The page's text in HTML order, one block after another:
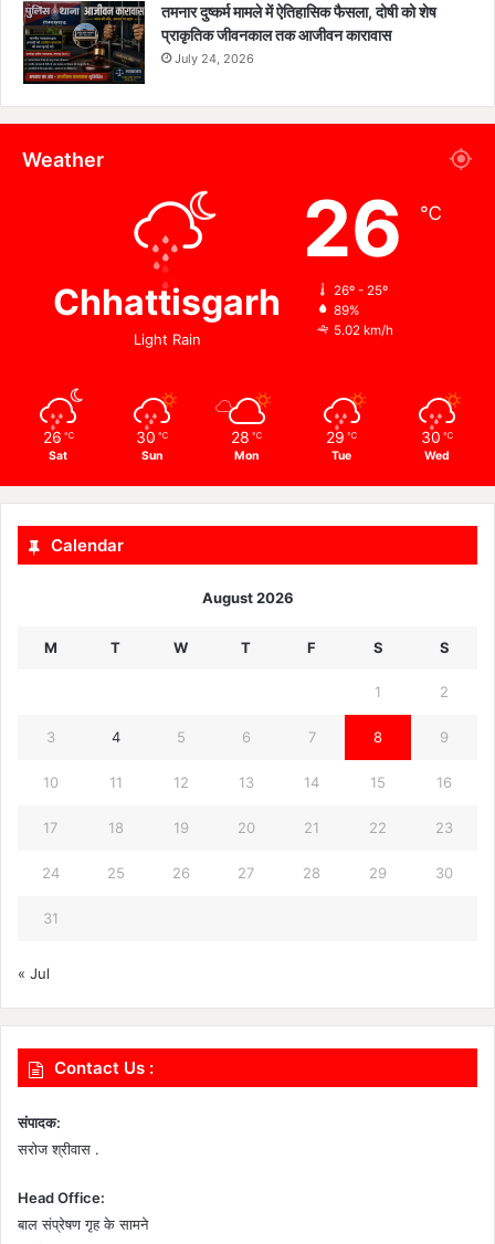
तमनार दुष्कर्म मामले में ऐतिहासिक फैसला, दोषी को शेष
प्राकृतिक जीवनकाल तक आजीवन कारावास
July 24, 2026
Weather
Chhattisgarh
Light Rain
26 ℃
26º - 25º
89%
5.02 km/h
26 ℃
Sat
30 ℃
Sun
28 ℃
Mon
29 ℃
Tue
30 ℃
Wed
Calendar
August 2026
M T W T F S S
1 2
3 4 5 6 7 8 9
10 11 12 13 14 15 16
17 18 19 20 21 22 23
24 25 26 27 28 29 30
31
« Jul
Contact Us :
संपादक:
सरोज श्रीवास .
Head Office:
बाल संप्रेषण गृह के सामने